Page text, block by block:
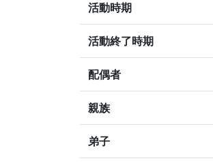
活動時期
活動終了時期
配偶者
親族
弟子